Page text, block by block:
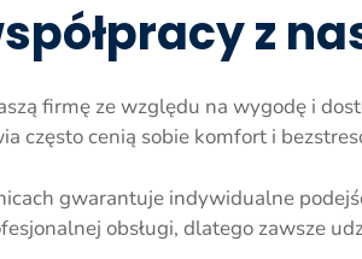
z
firmę ze względu na wygodę i
często cenią sobie komfort i
gwarantuje indywidualne
obsługi, dlatego zawsze